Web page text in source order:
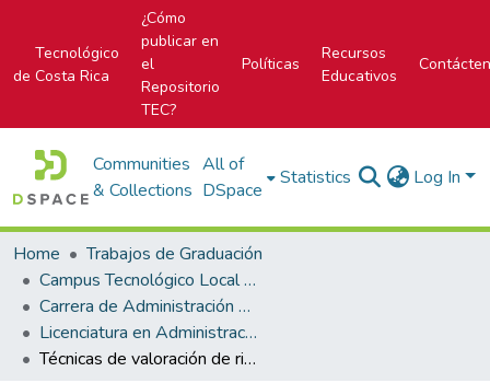
Tecnológico
de Costa Rica
¿Cómo
publicar en
el
Repositorio
TEC?
Políticas
Recursos
Educativos
Communities
& Collections
All of
DSpace
Statistics Log In
Home
Trabajos de Graduación
Campus Tecnológico Local San José
Carrera de Administración de Empresa
Licenciatura en Administración de Empresas
Técnicas de valoración de riesgo crediticio en las PYMES lideradas por mujeres